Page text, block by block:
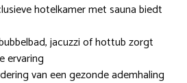
hotelkamer met sauna biedt
jacuzzi of hottub zorgt
ervaring
van een gezonde ademhaling